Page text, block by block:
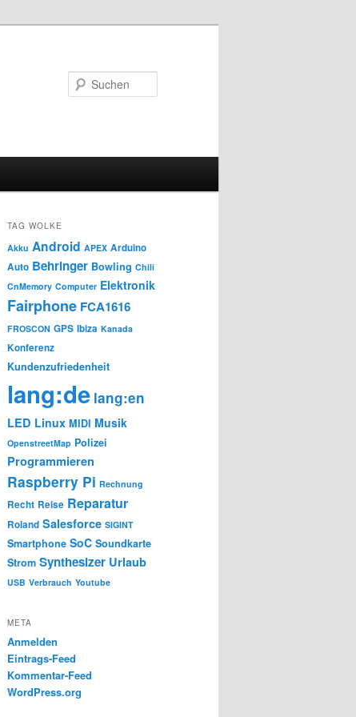
TAG WOLKE
Akku Android APEX Arduino
Auto Behringer Bowling Chili
CnMemory Computer Elektronik
Fairphone FCA1616
FROSCON GPS Ibiza Kanada
Konferenz
Kundenzufriedenheit
lang:de lang:en
LED Linux MIDI Musik
OpenstreetMap Polizei
Programmieren
Raspberry Pi Rechnung
Recht Reise Reparatur
Roland Salesforce SIGINT
Smartphone SoC Soundkarte
Strom Synthesizer Urlaub
USB Verbrauch Youtube
META
Anmelden
Eintrags-Feed
Kommentar-Feed
WordPress.org